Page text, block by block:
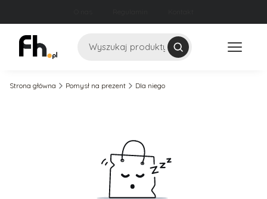
Szukaj
Strona główna Pomysł na prezent Dla niego